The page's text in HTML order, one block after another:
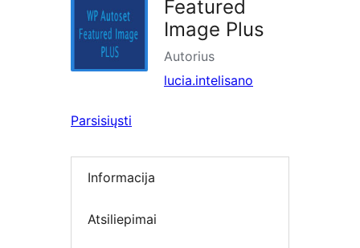
Featured
Image Plus
Autorius
lucia.intelisano
Parsisiųsti
Informacija
Atsiliepimai